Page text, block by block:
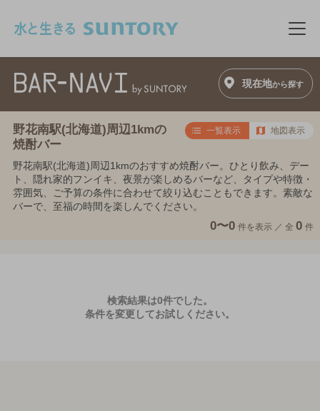
メ
現在地から探す
野花南駅(北海道)周辺1kmの
焼酎バー
一覧表示 地図表示
野花南駅(北海道)周辺1kmのおすすめ焼酎バー。ひとり飲み、デー
ト、隠れ家的フンイキ、夜景が楽しめるバーなど、タイプや特徴・
雰囲気、ご予算の条件に合わせて絞り込むこともできます。素敵な
バーで、至福の時間を楽しんでください。
0〜0 件を表示 ／ 全 0 件
検索結果は0件でした。
条件を変更してお試しください。